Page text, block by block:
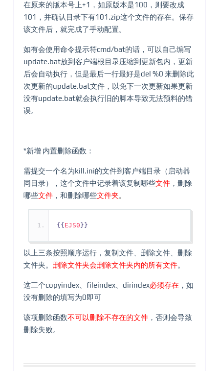
在原来的版本号上+1，如原版本是100，则要改成
101，并确认目录下有101.zip这个文件的存在。保存
该文件后，就完成了手动配置。
如有会使用命令提示符cmd/bat的话，可以自己编写
update.bat放到客户端根目录压缩到更新包内，更新
后会自动执行，但是最后一行最好是del %0 来删除此
次更新的update.bat文件，以免下一次更新如果更新
没有update.bat就会执行旧的脚本导致无法预料的错
误。
*新增 内置删除函数：
需提交一个名为kill.ini的文件到客户端目录（启动器
同目录），这个文件中记录着该复制哪些文件 ，删除
哪些文件 ，和删除哪些文件夹。
{{ EJS0 }}
以上三条按照顺序运行，复制文件、删除文件、删除
文件夹。 删除文件夹会删除文件夹内的所有文件。
这三个copyindex、fileindex、dirindex必须存在 ，如
没有删除的填写为0即可
该项删除函数不可以删除不存在的文件 ，否则会导致
删除失败。